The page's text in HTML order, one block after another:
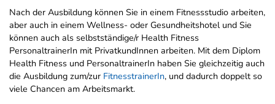
Nach der Ausbildung können Sie in einem Fitnessstudio arbeiten,
aber auch in einem Wellness- oder Gesundheitshotel und Sie
können auch als selbstständige/r Health Fitness
PersonaltrainerIn mit PrivatkundInnen arbeiten. Mit dem Diplom
Health Fitness und PersonaltrainerIn haben Sie gleichzeitig auch
die Ausbildung zum/zur FitnesstrainerIn, und dadurch doppelt so
viele Chancen am Arbeitsmarkt.